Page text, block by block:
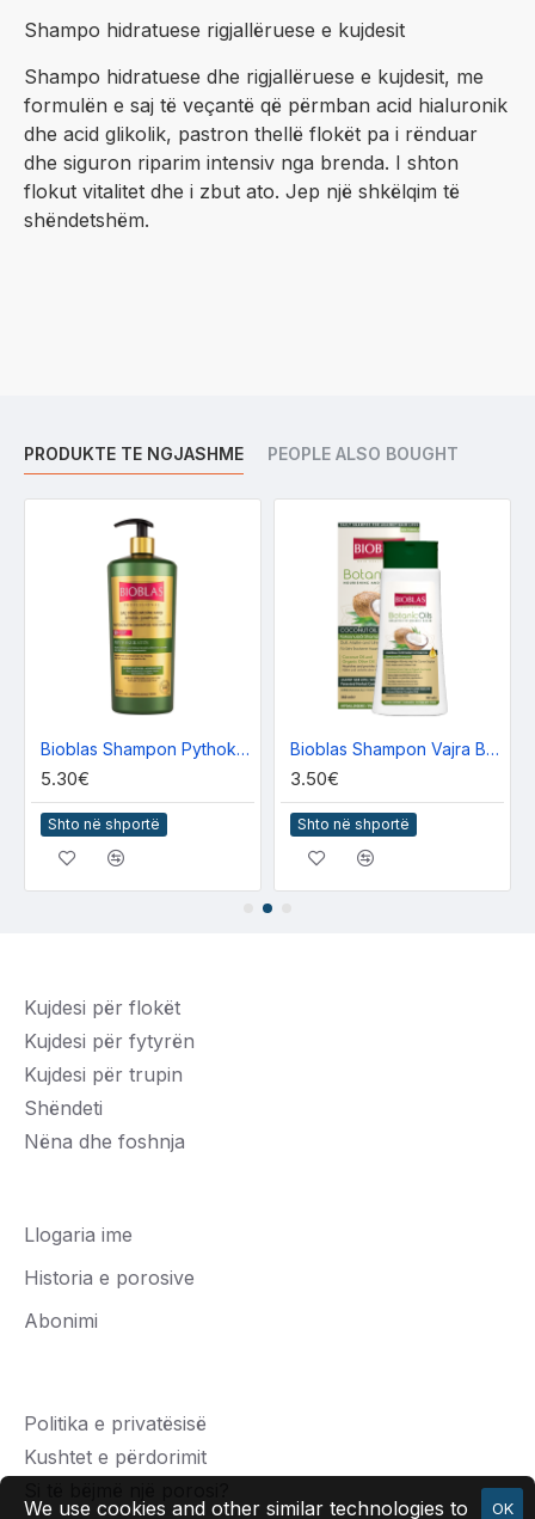
Shampo hidratuese rigjallëruese e kujdesit
Shampo hidratuese dhe rigjallëruese e kujdesit, me
formulën e saj të veçantë që përmban acid hialuronik
dhe acid glikolik, pastron thellë flokët pa i rënduar
dhe siguron riparim intensiv nga brenda. I shton
flokut vitalitet dhe i zbut ato. Jep një shkëlqim të
shëndetshëm.
PRODUKTE TE NGJASHME PEOPLE ALSO BOUGHT
Bioblas Shampon Pythokeratin 1000ml
5.30€
Shto në shportë
Bioblas Shampon Vajra Botanike Vaj Kokosi 360ml
3.50€
Shto në shportë
Kujdesi për flokët
Kujdesi për fytyrën
Kujdesi për trupin
Shëndeti
Nëna dhe foshnja
Llogaria ime
Historia e porosive
Abonimi
Politika e privatësisë
Kushtet e përdorimit
OK
We use cookies and other similar technologies to